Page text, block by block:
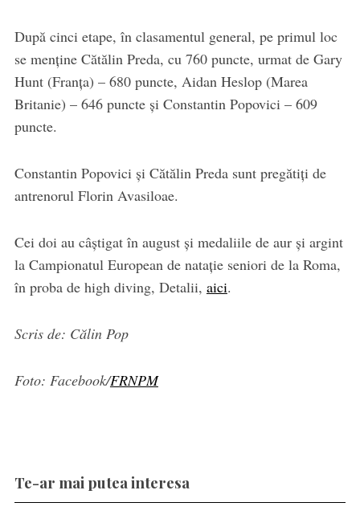
După cinci etape, în clasamentul general, pe primul loc
se menține Cătălin Preda, cu 760 puncte, urmat de Gary
Hunt (Franța) – 680 puncte, Aidan Heslop (Marea
Britanie) – 646 puncte și Constantin Popovici – 609
puncte.
Constantin Popovici și Cătălin Preda sunt pregătiți de
antrenorul Florin Avasiloae.
Cei doi au câștigat în august și medaliile de aur și argint
la Campionatul European de natație seniori de la Roma,
în proba de high diving, Detalii, aici.
Scris de: Călin Pop
Foto: Facebook/FRNPM
Te-ar mai putea interesa